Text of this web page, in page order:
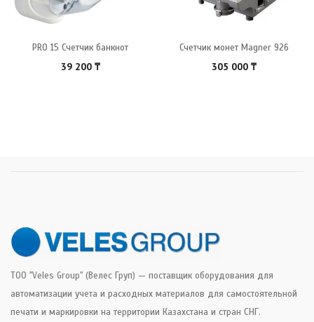
PRO 15 Счетчик банкнот
39 200 ₸
Счетчик монет Magner 926
305 000 ₸
ТОО "Veles Group" (Велес Груп) — поставщик оборудования для
автоматизации учета и расходных материалов для самостоятельной
печати и маркировки на территории Казахстана и стран СНГ.